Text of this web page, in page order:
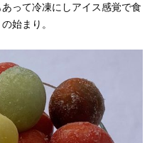
って冷凍にしアイス感覚で食
始まり。